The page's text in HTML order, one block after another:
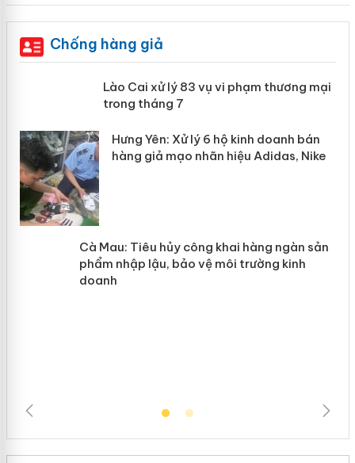
Chống hàng giả
Lào Cai xử lý 83 vụ vi phạm thương
mại trong tháng 7